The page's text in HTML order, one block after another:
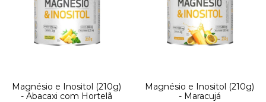
Magnésio e Inositol (210g)
- Abacaxi com Hortelã
Magnésio e Inositol (210g)
- Maracujá